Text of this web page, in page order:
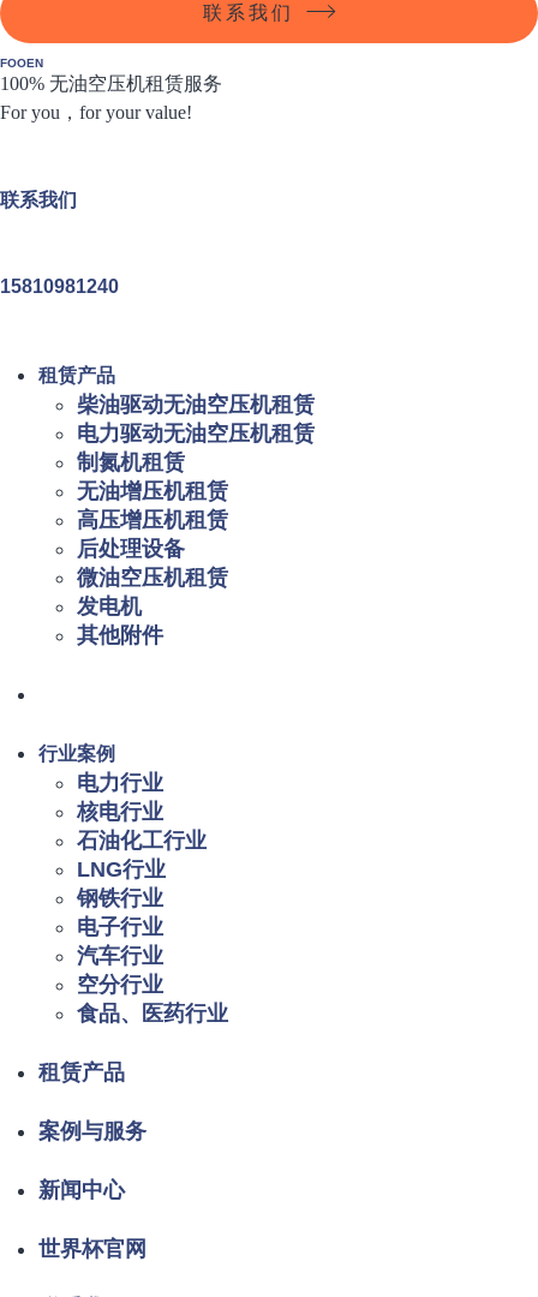
联系我们
FOOEN
100% 无油空压机租赁服务
For you，for your value!
联系我们
15810981240
租赁产品
柴油驱动无油空压机租赁
电力驱动无油空压机租赁
制氮机租赁
无油增压机租赁
高压增压机租赁
后处理设备
微油空压机租赁
发电机
其他附件
行业案例
电力行业
核电行业
石油化工行业
LNG行业
钢铁行业
电子行业
汽车行业
空分行业
食品、医药行业
租赁产品
案例与服务
新闻中心
世界杯官网